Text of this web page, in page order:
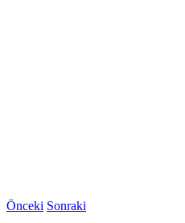
Önceki Sonraki